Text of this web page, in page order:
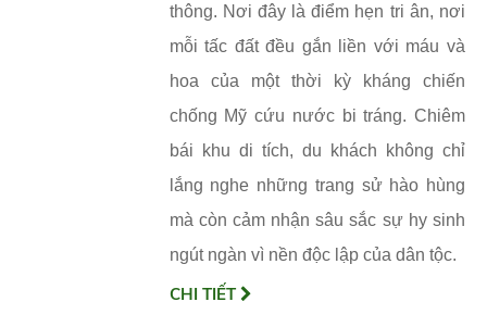
thông. Nơi đây là điểm hẹn tri ân, nơi
mỗi tấc đất đều gắn liền với máu và
hoa của một thời kỳ kháng chiến
chống Mỹ cứu nước bi tráng. Chiêm
bái khu di tích, du khách không chỉ
lắng nghe những trang sử hào hùng
mà còn cảm nhận sâu sắc sự hy sinh
ngút ngàn vì nền độc lập của dân tộc.
CHI TIẾT